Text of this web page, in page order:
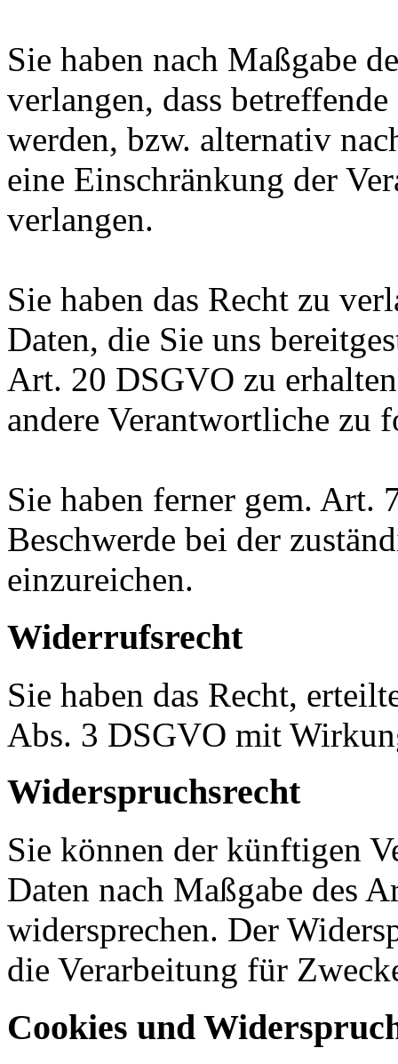
Sie haben nach Maßgabe
verlangen, dass
werden, bzw. alternativ
eine Einschränkung der
verlangen.
Sie haben das Recht zu
Daten, die Sie uns
Art. 20 DSGVO zu
andere Verantwortliche zu
Sie haben ferner gem. Art.
Beschwerde bei der
einzureichen.
Widerrufsrecht
Sie haben das Recht,
Abs. 3 DSGVO mit
Widerspruchsrecht
Sie können der künftigen
Daten nach Maßgabe des
widersprechen. Der
die Verarbeitung für
Cookies und